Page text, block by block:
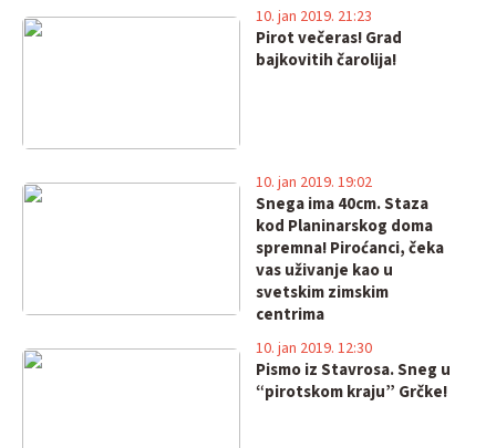
Pirot večeras! Grad
bajkovitih čarolija!
10. jan 2019. 21:23
Snega ima 40cm. Staza
kod Planinarskog doma
spremna! Piroćanci, čeka
vas uživanje kao u
svetskim zimskim
centrima
10. jan 2019. 19:02
Pismo iz Stavrosa. Sneg u
“pirotskom kraju” Grčke!
10. jan 2019. 12:30